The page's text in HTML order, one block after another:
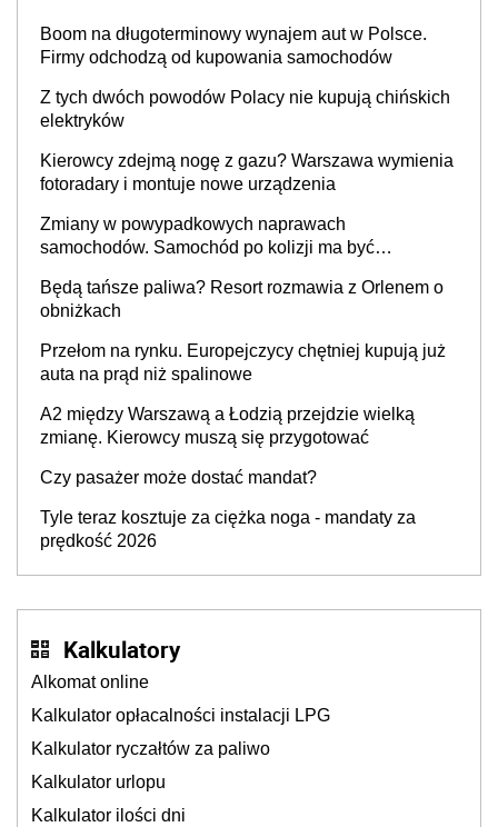
Boom na długoterminowy wynajem aut w Polsce.
Firmy odchodzą od kupowania samochodów
Z tych dwóch powodów Polacy nie kupują chińskich
elektryków
Kierowcy zdejmą nogę z gazu? Warszawa wymienia
fotoradary i montuje nowe urządzenia
Zmiany w powypadkowych naprawach
samochodów. Samochód po kolizji ma być
producenta
Będą tańsze paliwa? Resort rozmawia z Orlenem o
obniżkach
Przełom na rynku. Europejczycy chętniej kupują już
auta na prąd niż spalinowe
A2 między Warszawą a Łodzią przejdzie wielką
zmianę. Kierowcy muszą się przygotować
Czy pasażer może dostać mandat?
Tyle teraz kosztuje za ciężka noga - mandaty za
prędkość 2026
Kalkulatory
Alkomat online
Kalkulator opłacalności instalacji LPG
Kalkulator ryczałtów za paliwo
Kalkulator urlopu
Kalkulator ilości dni